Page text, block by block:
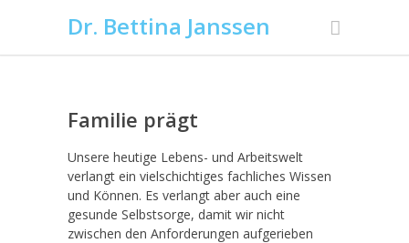
Dr. Bettina Janssen
Familie prägt
Unsere heutige Lebens- und Arbeitswelt
verlangt ein vielschichtiges fachliches Wissen
und Können. Es verlangt aber auch eine
gesunde Selbstsorge, damit wir nicht
zwischen den Anforderungen aufgerieben